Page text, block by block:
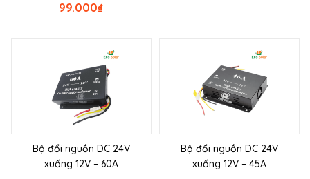
₫
99.000
Bộ đổi nguồn DC 24V
xuống 12V – 60A
Bộ đổi nguồn DC 24V
xuống 12V – 45A